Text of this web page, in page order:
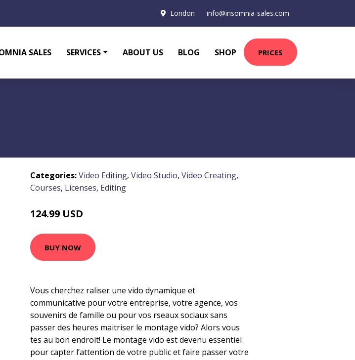
London info@insomnia-sales.com
SALES SERVICES ABOUT US BLOG SHOP PRICES
Categories:Video Editing, Video Studio, Video Creating,
Courses, Licenses, Editing
124.99 USD
BUY NOW
Vous cherchez raliser une vido dynamique et
communicative pour votre entreprise, votre agence, vos
souvenirs de famille ou pour vos rseaux sociaux sans
passer des heures maitriser le montage vido? Alors vous
tes au bon endroit! Le montage vido est devenu essentiel
pour capter l’attention de votre public et faire passer votre